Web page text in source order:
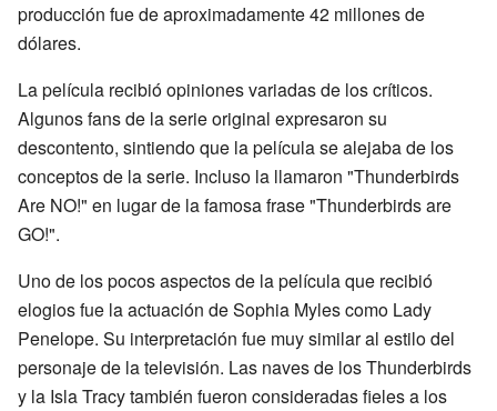
producción fue de aproximadamente 42 millones de
dólares.
La película recibió opiniones variadas de los críticos.
Algunos fans de la serie original expresaron su
descontento, sintiendo que la película se alejaba de los
conceptos de la serie. Incluso la llamaron "Thunderbirds
Are NO!" en lugar de la famosa frase "Thunderbirds are
GO!".
Uno de los pocos aspectos de la película que recibió
elogios fue la actuación de Sophia Myles como Lady
Penelope. Su interpretación fue muy similar al estilo del
personaje de la televisión. Las naves de los Thunderbirds
y la Isla Tracy también fueron consideradas fieles a los